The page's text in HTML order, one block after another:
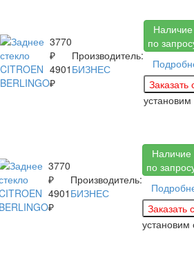
3770
₽
4901
₽
Производитель:
БИЗНЕС
Наличие
по
установим
3770
₽
4901
₽
Производитель:
БИЗНЕС
Наличие
по
установим